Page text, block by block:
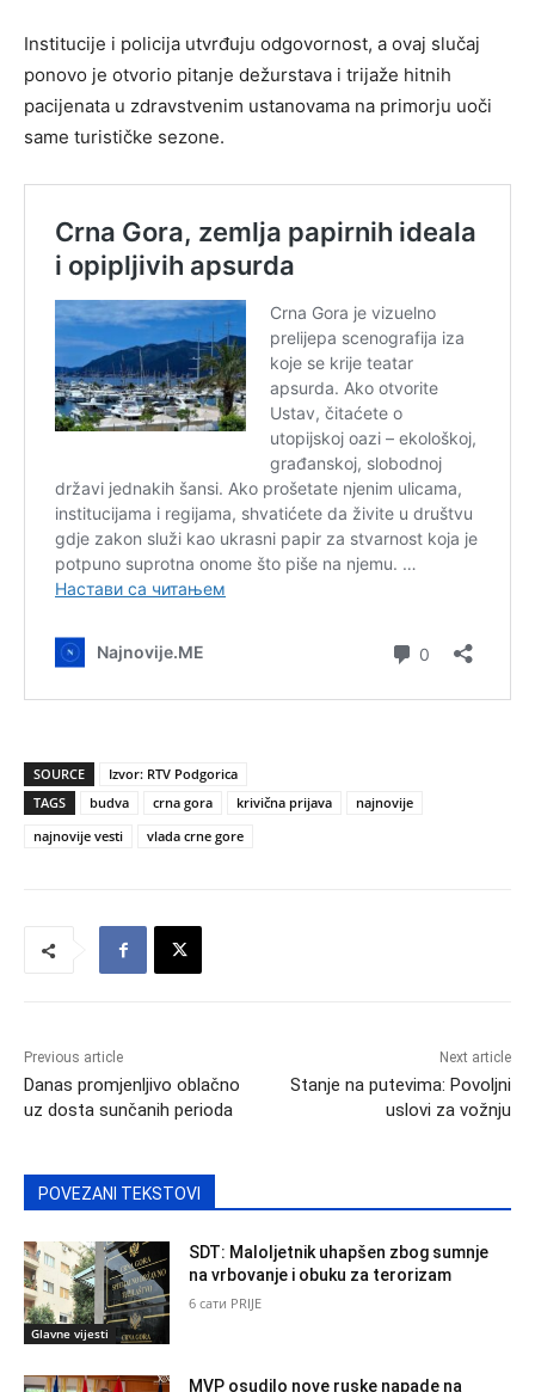
Institucije i policija utvrđuju odgovornost, a ovaj slučaj
ponovo je otvorio pitanje dežurstava i trijaže hitnih
pacijenata u zdravstvenim ustanovama na primorju uoči
same turističke sezone.
SOURCE
Izvor: RTV Podgorica
TAGS
budva crna gora krivična prijava
najnovije
najnovije vesti
vlada crne gore
Previous article
Danas promjenljivo oblačno
uz dosta sunčanih perioda
Next article
Stanje na putevima: Povoljni
uslovi za vožnju
POVEZANI TEKSTOVI
Glavne vijesti
SDT: Maloljetnik uhapšen zbog sumnje
na vrbovanje i obuku za terorizam
6 сати PRIJE
MVP osudilo nove ruske napade na